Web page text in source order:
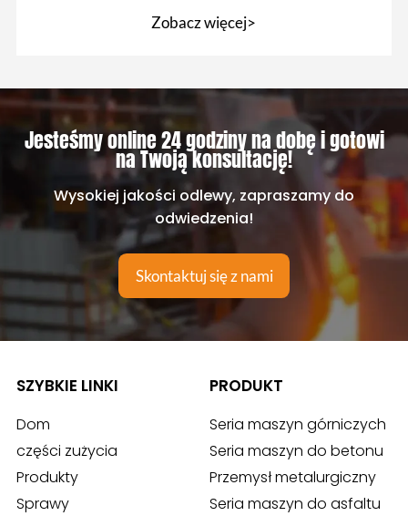
Zobacz więcej>
Jesteśmy online 24 godziny na dobę i gotowi
na Twoją konsultację!
Wysokiej jakości odlewy, zapraszamy do
odwiedzenia!
Skontaktuj się z nami
SZYBKIE LINKI
Dom
części zużycia
Produkty
Sprawy
PRODUKT
Seria maszyn górniczych
Seria maszyn do betonu
Przemysł metalurgiczny
Seria maszyn do asfaltu